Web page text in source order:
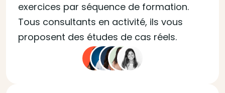
exercices par séquence de formation.
Tous consultants en activité, ils vous
proposent des études de cas réels.